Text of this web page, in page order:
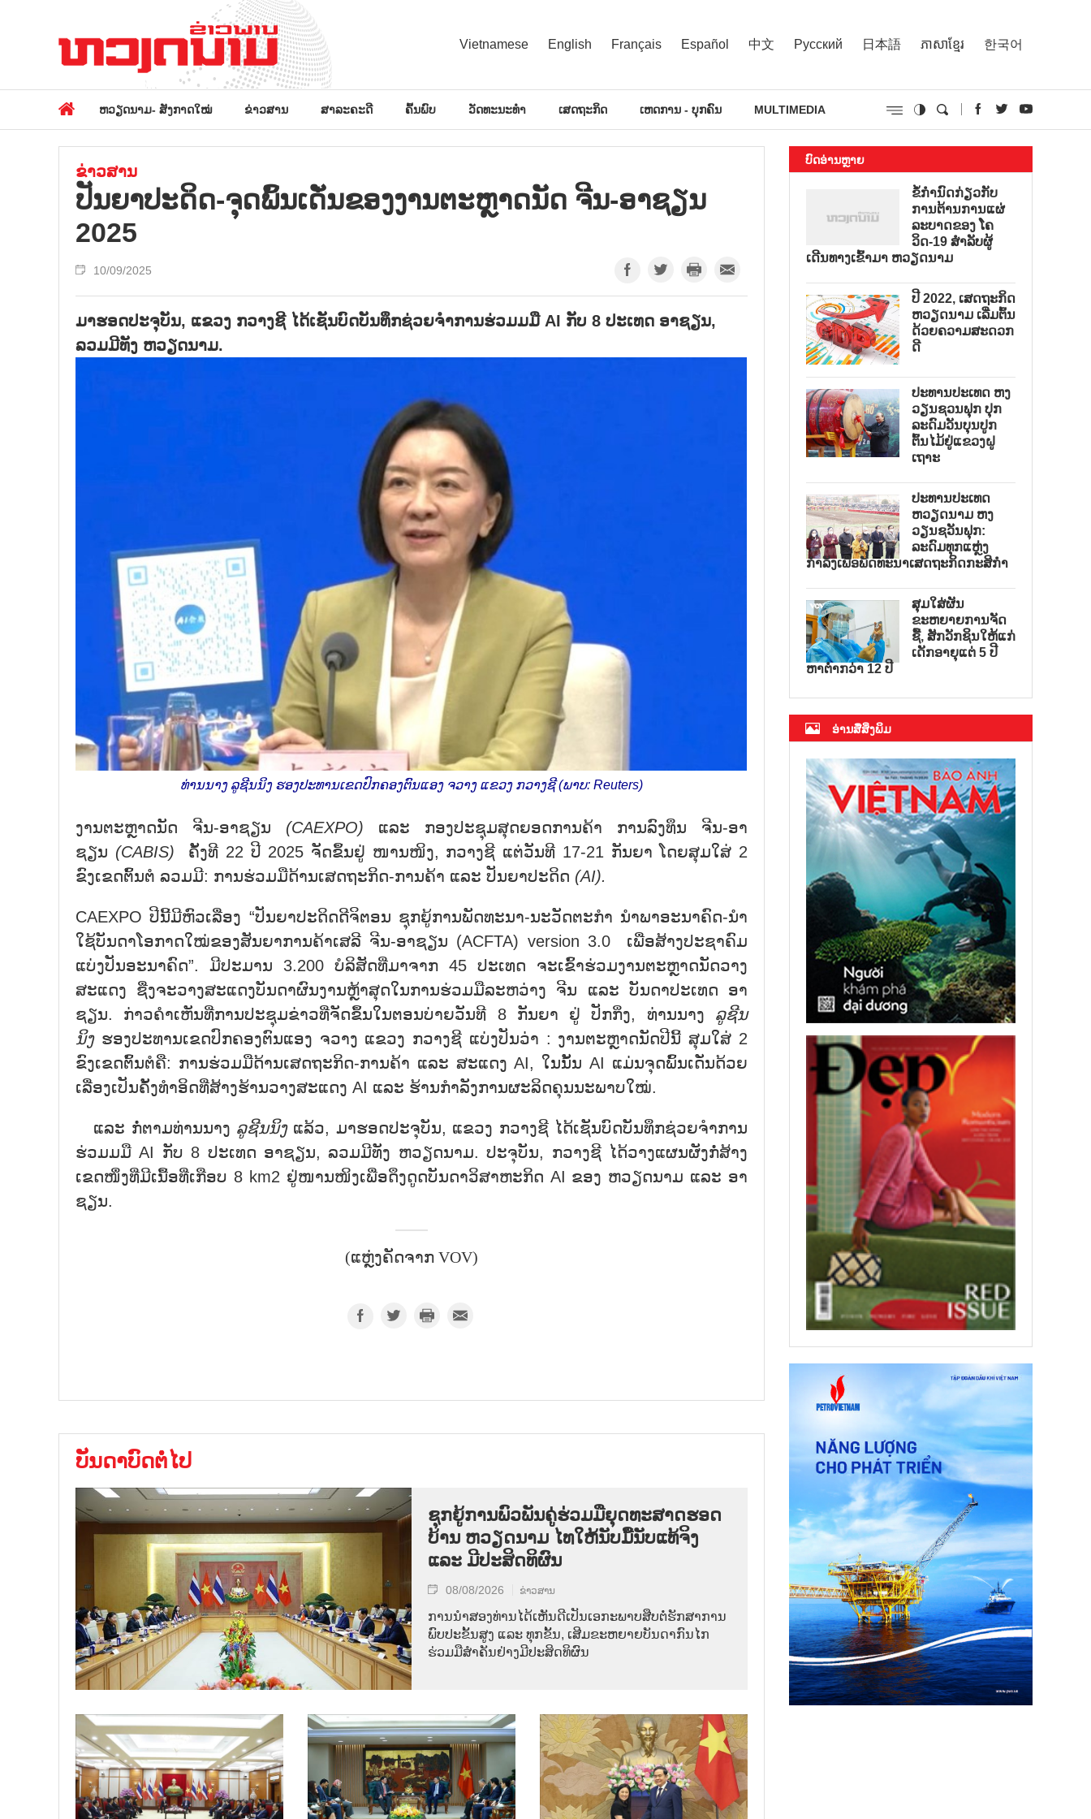
Vietnamese English Français Español 中文 Русский 日本語 ភាសាខ្មែរ 한국어
ຫວຽດນາມ- ສັງກາດໃໝ່ ຂ່າວສານ ສາລະຄະດີ ຄົ້ນພົບ ວັດທະນະທຳ ເສດຖະກິດ ເຫດການ - ບຸກຄົນ MULTIMEDIA
ຂ່າວສານ
ປັນ​ຍາ​ປະ​ດິດ-ຈຸດ​ພົ້ນ​ເດັ່ນ​ຂອງງານ​ຕະຫຼາດ​ນັດ ຈີນ-ອາ​ຊຽນ
2025
10/09/2025
ມາຮອດປະຈຸບັນ, ແຂວງ ກວາງຊີ ໄດ້ເຊັນບົດບັນທຶກຊ່ວຍຈຳການຮ່ວມມມື AI ກັບ 8 ປະເທດ ອາຊຽນ,
ລວມມີທັງ ຫວຽດນາມ.
ທ່ານນາງ ລູຊີນນິງ ຮອງປະທານເຂດປົກຄອງຕົນແອງ ຈວາງ ແຂວງ ກວາງຊີ (ພາບ: Reuters)
ງານຕະຫຼາດນັດ ຈີນ-ອາຊຽນ (CAEXPO) ແລະ ກອງປະຊຸມສຸດຍອດການຄ້າ ການລົງທຶນ ຈີນ-ອາ
ຊຽນ (CABIS)
ຄັ້ງທີ 22 ປີ 2025 ຈັດຂຶ້ນຢູ່ ໜານໜິງ, ກວາງຊີ ແຕ່ວັນທີ 17-21 ກັນຍາ ໂດຍສຸມໃສ່ 2
ຂົງເຂດຕົ້ນຕໍ ລວມມີ: ການຮ່ວມມືດ້ານເສດຖະກິດ-ການຄ້າ ແລະ ປັນຍາປະດິດ (AI).
CAEXPO ປີນີ້ມີຫົວເລື່ອງ “ປັນຍາປະດິດດີຈິຕອນ ຊຸກຍູ້ການພັດທະນາ-ນະວັດຕະກຳ ນຳພາອະນາຄົດ-ນຳ
ໃຊ້ບັນດາໂອກາດໃໝ່ຂອງສັນຍາການຄ້າເສລີ ຈີນ-ອາຊຽນ (ACFTA) version 3.0 ເພື່ອສ້າງປະຊາຄົມ
ແບ່ງປັນອະນາຄົດ”. ມີປະມານ 3.200 ບໍລິສັດທີ່ມາຈາກ 45 ປະເທດ ຈະເຂົ້າຮ່ວມງານຕະຫຼາດນັດວາງ
ສະແດງ ຊື່ງຈະວາງສະແດງບັນດາຜົນງານຫຼ້າສຸດໃນການຮ່ວມມືລະຫວ່າງ ຈີນ ແລະ ບັນດາປະເທດ ອາ
ຊຽນ. ກ່າວຄຳເຫັນທີ່ການປະຊຸມຂ່າວທີ່ຈັດຂຶ້ນໃນຕອນບ່າຍວັນທີ 8 ກັນຍາ ຢູ່ ປັກກິ່ງ, ທ່ານນາງ ລູຊີນ
ນິງຮອງປະທານເຂດປົກຄອງຕົນແອງ ຈວາງ ແຂວງ ກວາງຊີ ແບ່ງປັນວ່າ : ງານຕະຫຼາດນັດປີນີ້ ສຸມໃສ່ 2
ຂົງເຂດຕົ້ນຕໍຄື: ການຮ່ວມມືດ້ານເສດຖະກິດ-ການຄ້າ ແລະ ສະແດງ AI, ໃນນັ້ນ AI ແມ່ນຈຸດພົ້ນເດັ່ນດ້ວຍ
ເລື່ອງເປັນຄັ້ງທຳອິດທີ່ສ້າງຮ້ານວາງສະແດງ AI ແລະ ຮ້ານກຳລັງການຜະລິດຄຸນນະພາບໃໝ່.
ແລະ ກໍ່ຕາມທ່ານນາງ ລູຊີນນິງແລ້ວ, ມາຮອດປະຈຸບັນ, ແຂວງ ກວາງຊີ ໄດ້ເຊັນບົດບັນທຶກຊ່ວຍຈຳການ
ຮ່ວມມມື AI ກັບ 8 ປະເທດ ອາຊຽນ, ລວມມີທັງ ຫວຽດນາມ. ປະຈຸບັນ, ກວາງຊີ ໄດ້ວາງແຜນຜັງກໍ່ສ້າງ
ເຂດໜຶ່ງທີ່ມີເນື້ອທີ່ເກືອບ 8 km2 ຢູ່ໜານໜິງເພື່ອດຶງດູດບັນດາວິສາຫະກິດ AI ຂອງ ຫວຽດນາມ ແລະ ອາ
ຊຽນ.
(ແຫຼ່ງຄັດຈາກ VOV)
ບັນດາບົດຕໍ່ໄປ
ຊຸກ​ຍູ້​ການ​ພົວ​ພັນ​ຄູ່​ຮ່ວມ​ມື​ຍຸດ​ທະ​ສາດ​ຮອດ​
ບ້ານ ຫວຽດ​ນາມ ໄທ​ໃຫ້​ນັບ​ມື້​ນັບ​ແທ້​ຈິງ
ແລະ ມີ​ປະ​ສິດ​ທິ​ຜົນ
08/08/2026 ຂ່າວສານ
ການ​ນຳ​ສອງ​ທ່ານ​ໄດ້​ເຫັນ​ດີ​ເປັນ​ເອ​ກະ​ພາບ​ສືບ​ຕໍ່​ຮັກ​ສາ​ການ​
ພົບ​ປະ​ຂັ້ນ​ສູງ ແລະ ທຸກ​ຂັ້ນ, ເສີມ​ຂະ​ຫຍາຍ​ບັນ​ດາ​ກົນ​ໄກ​
ຮ່ວມ​ມື​ສຳ​ຄັນ​ຢ່າງ​ມີ​ປະ​ສິດ​ທິ​ຜົນ
ບົດອ່ານຫຼາຍ
ຂໍ້ກຳນົດກ່ຽວກັບ
ການຕ້ານການແຜ່
ລະບາດຂອງ ໂຄ
ວິດ-19 ສຳລັບຜູ້
ເດີນທາງເຂົ້າມາ ຫວຽດນາມ
ປີ 2022, ເສດຖະກິດ
ຫວຽດນາມ ເລີ່ມຕົ້ນ
ດ້ວຍຄວາມສະດວກ
ດີ
ປະທານປະເທດ ຫງ
ວຽນຊວນຟຸກ ປຸກ
ລະດົມວັນບຸນປູກ
ຕົ້ນໄມ້ຢູ່ແຂວງຝູ
ເຖາະ
ປະທານປະເທດ
ຫວຽດນາມ ຫງ
ວຽນຊວັນຟຸກ:
ລະດົມທຸກແຫຼ່ງ
ກຳລັງເພື່ອພັດທະນາເສດຖະກິດກະສິກຳ
ສຸມໃສ່ຜັນ
ຂະຫຍາຍການຈັດ
ຊື້, ສັກວັກຊິນໃຫ້ແກ່
ເດັກອາຍຸແຕ່ 5 ປີ
ຫາຕ່ຳກວ່າ 12 ປີ
ອ່ານສື່ສິ່ງພິມ